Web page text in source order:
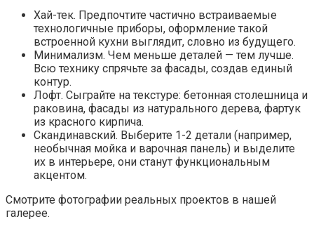
Хай-тек. Предпочтите частично встраиваемые
технологичные приборы, оформление такой
встроенной кухни выглядит, словно из будущего.
Минимализм. Чем меньше деталей — тем лучше.
Всю технику спрячьте за фасады, создав единый
контур.
Лофт. Сыграйте на текстуре: бетонная столешница и
раковина, фасады из натурального дерева, фартук
из красного кирпича.
Скандинавский. Выберите 1-2 детали (например,
необычная мойка и варочная панель) и выделите
их в интерьере, они станут функциональным
акцентом.
Смотрите фотографии реальных проектов в нашей
галерее.